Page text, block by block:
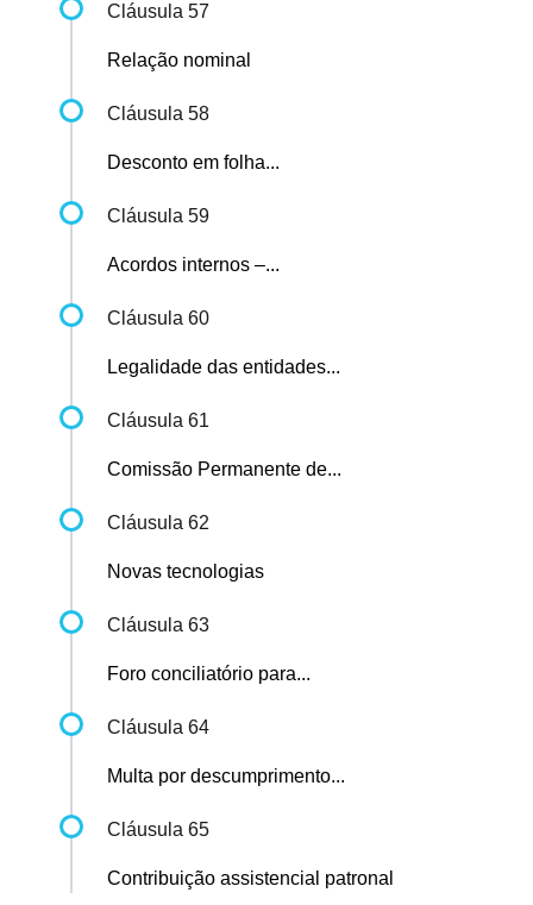
Cláusula 57
Relação nominal
Cláusula 58
Desconto em folha...
Cláusula 59
Acordos internos –...
Cláusula 60
Legalidade das entidades...
Cláusula 61
Comissão Permanente de...
Cláusula 62
Novas tecnologias
Cláusula 63
Foro conciliatório para...
Cláusula 64
Multa por descumprimento...
Cláusula 65
Contribuição assistencial patronal